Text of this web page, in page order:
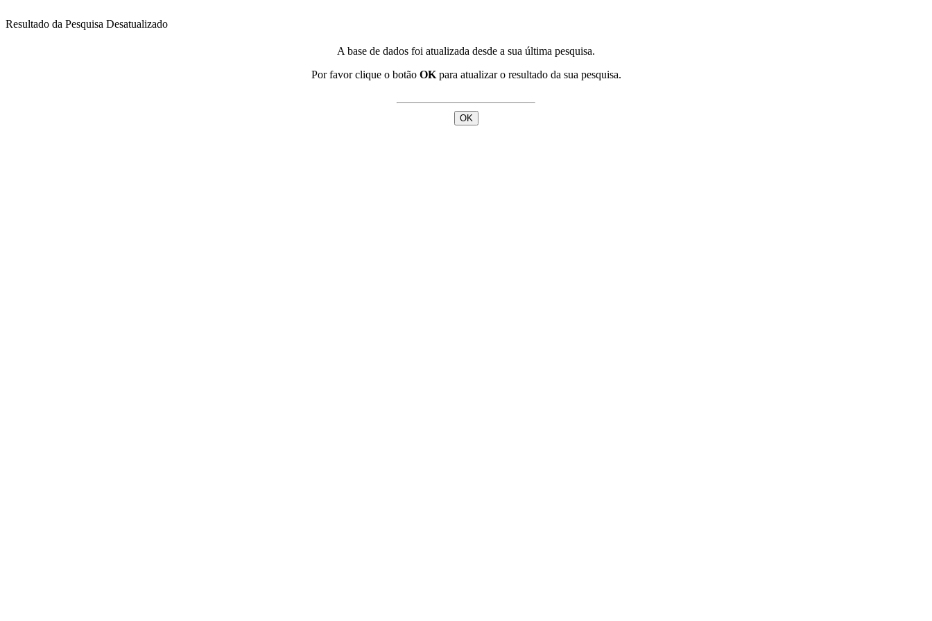
Resultado da Pesquisa Desatualizado
A base de dados foi atualizada desde a sua última pesquisa.
Por favor clique o botão OKpara atualizar o resultado da sua pesquisa.